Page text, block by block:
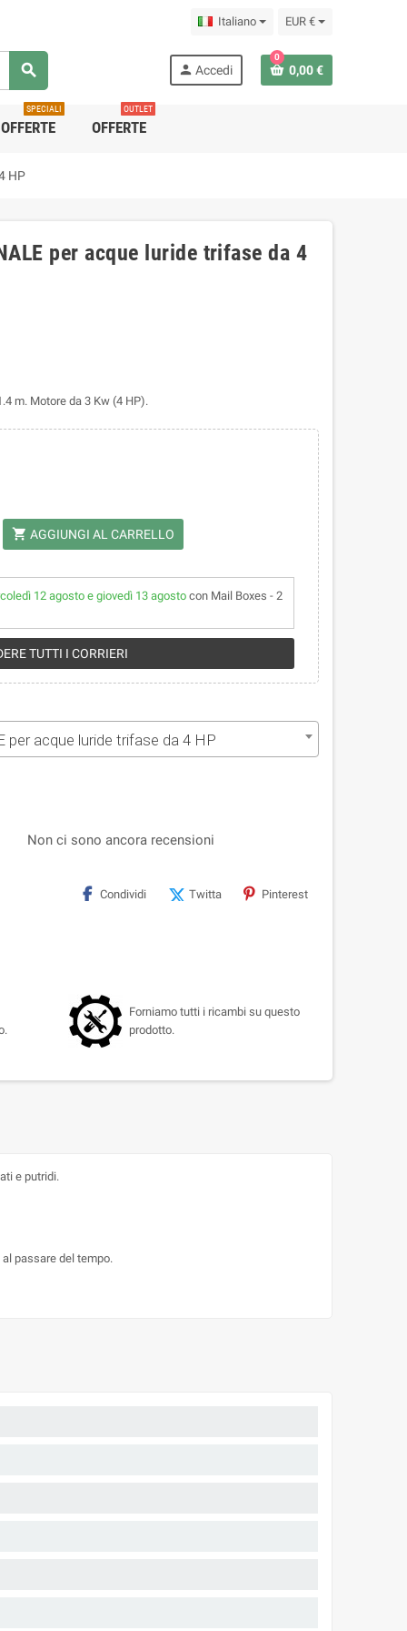
Italiano EUR €
search person Accedi
0
0,00 €
OFFERTE
SPECIALI
OFFERTE
OUTLET
HP
per acque luride trifase da 4
m. Motore da 3 Kw (4 HP).
shopping_cart AGGIUNGI AL CARRELLO
12 agosto e giovedì 13 agosto con Mail Boxes - 2
TUTTI I CORRIERI
acque luride trifase da 4 HP
Non ci sono ancora recensioni
Condividi Twitta Pinterest
Forniamo tutti i ricambi su questo
prodotto.
e putridi.
passare del tempo.